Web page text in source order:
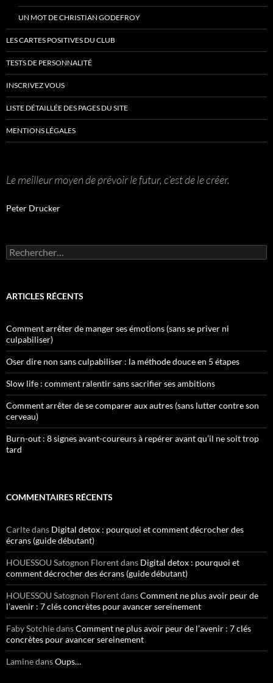
UN MOT DE CHRISTIAN GODEFROY
LES CARTES POSITIVES DU CLUB
TESTS DE PERSONNALITÉ
INSCRIVEZ VOUS
LISTE DÉTAILLÉE DES PAGES DU SITE
MENTIONS LÉGALES
Le meilleur moyen de prévoir le futur, c’est de le créer.
Peter Drucker
Rechercher :
ARTICLES RÉCENTS
Comment arrêter de manger ses émotions (sans se priver ni
culpabiliser)
Oser dire non sans culpabiliser : la méthode douce en 5 étapes
Slow life : comment ralentir sans sacrifier ses ambitions
Comment arrêter de se comparer aux autres (sans lutter contre son
cerveau)
Burn-out : 8 signes avant-coureurs à repérer avant qu’il ne soit trop
tard
COMMENTAIRES RÉCENTS
Carltedans Digital detox : pourquoi et comment décrocher des
écrans (guide débutant)
HOUESSOU Satognon Florentdans Digital detox : pourquoi et
comment décrocher des écrans (guide débutant)
HOUESSOU Satognon FlorentdansComment ne plus avoir peur de
l’avenir : 7 clés concrètes pour avancer sereinement
Faby SotchiedansComment ne plus avoir peur de l’avenir : 7 clés
concrètes pour avancer sereinement
LaminedansOups…